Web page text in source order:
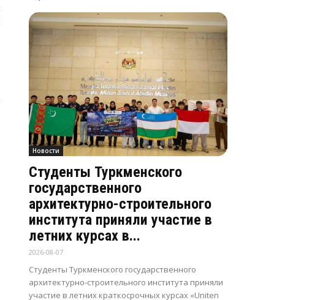
Новости
Студенты Туркменского
государственного
архитектурно-строительного
института приняли участие в
летних курсах в...
2026-08-07
Студенты Туркменского государственного
архитектурно-строительного института приняли
участие в летних краткосрочных курсах «Uniten